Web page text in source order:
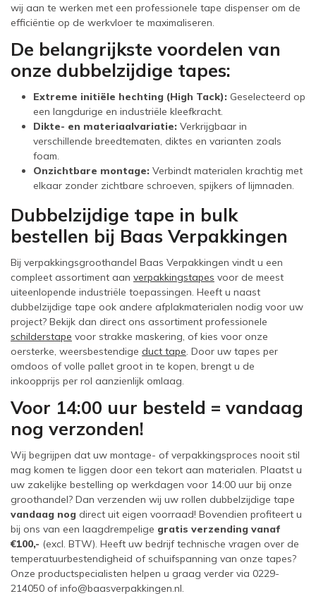
wij aan te werken met een professionele tape dispenser om de
efficiëntie op de werkvloer te maximaliseren.
De belangrijkste voordelen van
onze dubbelzijdige tapes:
Extreme initiële hechting (High Tack): Geselecteerd op
een langdurige en industriële kleefkracht.
Dikte- en materiaalvariatie: Verkrijgbaar in
verschillende breedtematen, diktes en varianten zoals
foam.
Onzichtbare montage: Verbindt materialen krachtig met
elkaar zonder zichtbare schroeven, spijkers of lijmnaden.
Dubbelzijdige tape in bulk
bestellen bij Baas Verpakkingen
Bij verpakkingsgroothandel Baas Verpakkingen vindt u een
compleet assortiment aan verpakkingstapes voor de meest
uiteenlopende industriële toepassingen. Heeft u naast
dubbelzijdige tape ook andere afplakmaterialen nodig voor uw
project? Bekijk dan direct ons assortiment professionele
schilderstape voor strakke maskering, of kies voor onze
oersterke, weersbestendige duct tape. Door uw tapes per
omdoos of volle pallet groot in te kopen, brengt u de
inkoopprijs per rol aanzienlijk omlaag.
Voor 14:00 uur besteld = vandaag
nog verzonden!
Wij begrijpen dat uw montage- of verpakkingsproces nooit stil
mag komen te liggen door een tekort aan materialen. Plaatst u
uw zakelijke bestelling op werkdagen voor 14:00 uur bij onze
groothandel? Dan verzenden wij uw rollen dubbelzijdige tape
vandaag nog direct uit eigen voorraad! Bovendien profiteert u
bij ons van een laagdrempelige gratis verzending vanaf
€100,- (excl. BTW). Heeft uw bedrijf technische vragen over de
temperatuurbestendigheid of schuifspanning van onze tapes?
Onze productspecialisten helpen u graag verder via 0229-
214050 of info@baasverpakkingen.nl.